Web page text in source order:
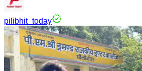
pilibhit_today